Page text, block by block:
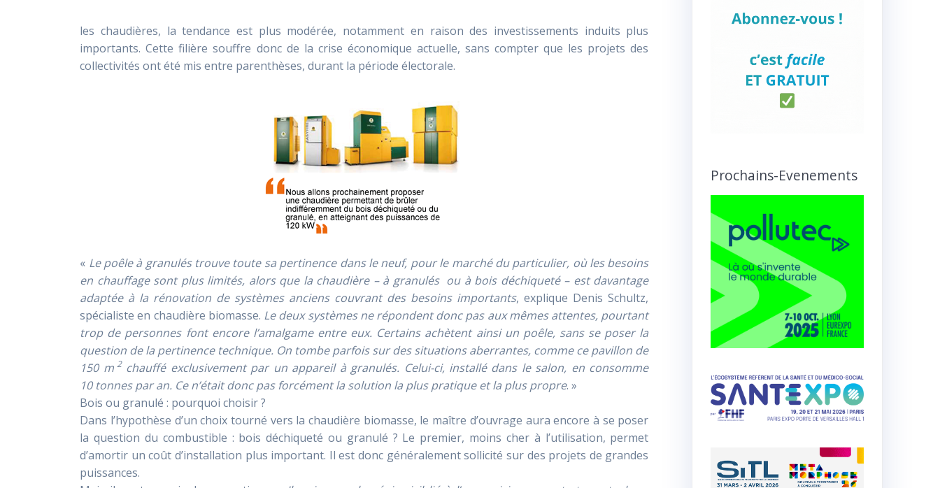
les chaudières, la tendance est plus modérée, notamment en raison des investissements induits plus
importants. Cette filière souffre donc de la crise économique actuelle, sans compter que les projets des
collectivités ont été mis entre parenthèses, durant la période électorale.
« Le poêle à granulés trouve toute sa pertinence dans le neuf, pour le marché du particulier, où les besoins
en chauffage sont plus limités, alors que la chaudière – à granulés ou à bois déchiqueté – est davantage
adaptée à la rénovation de systèmes anciens couvrant des besoins importants, explique Denis Schultz,
spécialiste en chaudière biomasse. Le deux systèmes ne répondent donc pas aux mêmes attentes, pourtant
trop de personnes font encore l’amalgame entre eux. Certains achètent ainsi un poêle, sans se poser la
question de la pertinence technique. On tombe parfois sur des situations aberrantes, comme ce pavillon de
150 m 2chauffé exclusivement par un appareil à granulés. Celui-ci, installé dans le salon, en consomme
10 tonnes par an. Ce n’était donc pas forcément la solution la plus pratique et la plus propre. »
Bois ou granulé : pourquoi choisir ?
Dans l’hypothèse d’un choix tourné vers la chaudière biomasse, le maître d’ouvrage aura encore à se poser
la question du combustible : bois déchiqueté ou granulé ? Le premier, moins cher à l’utilisation, permet
d’amortir un coût d’installation plus important. Il est donc généralement sollicité sur des projets de grandes
puissances.
Prochains-Evenements